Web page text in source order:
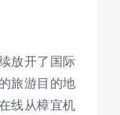
放开了国际
旅游目的地
线从樟宜机